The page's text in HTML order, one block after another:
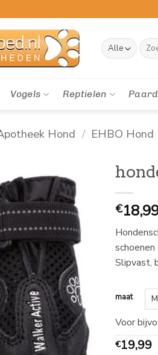
naar:
Vogels Reptielen Paard
Hond / EHBO Hond
€
Slipvast,
maat
Voor
€19,99